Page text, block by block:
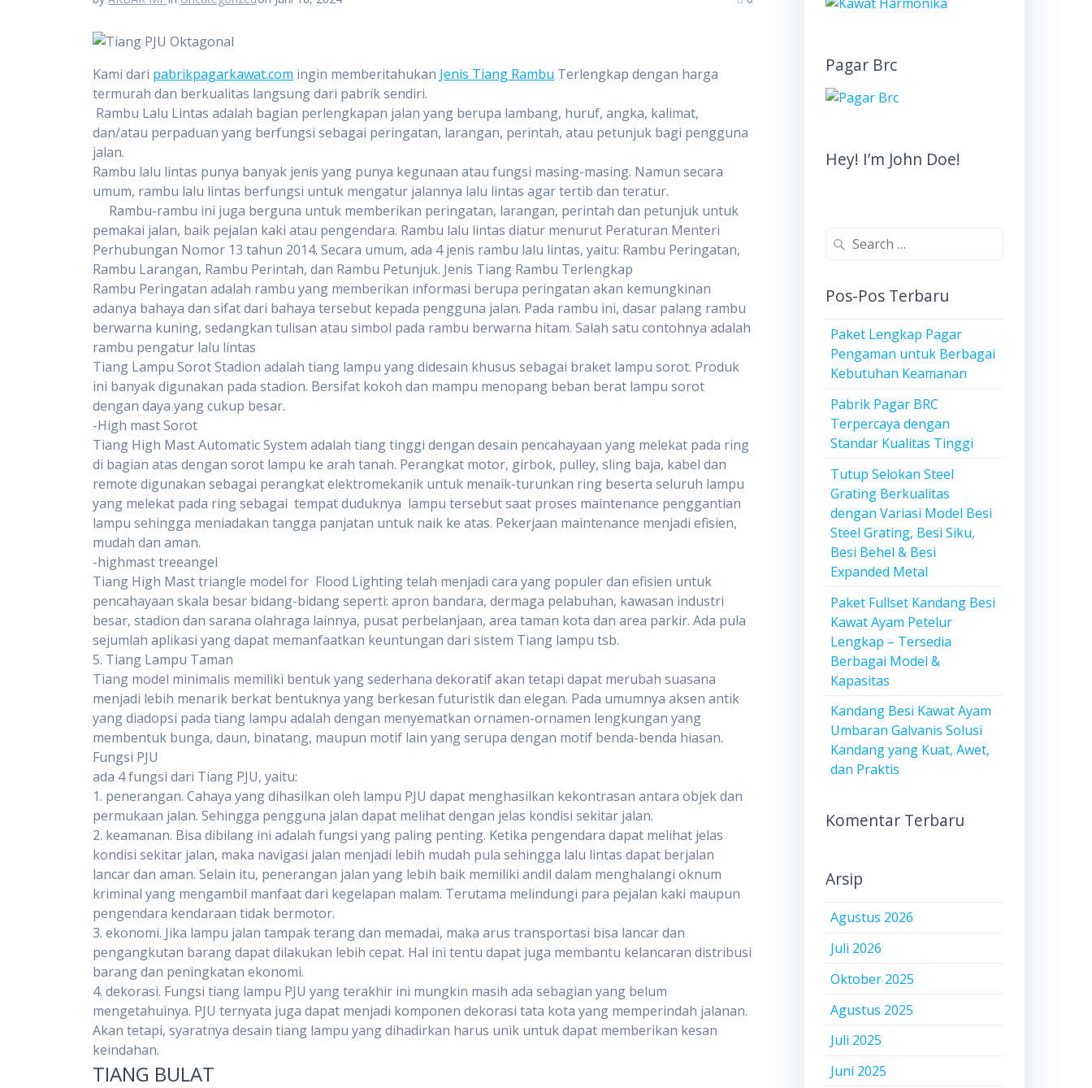
Kami dari pabrikpagarkawat.com ingin memberitahukan Jenis Tiang Rambu Terlengkap dengan harga
termurah dan berkualitas langsung dari pabrik sendiri.
Rambu Lalu Lintas adalah bagian perlengkapan jalan yang berupa lambang, huruf, angka, kalimat,
dan/atau perpaduan yang berfungsi sebagai peringatan, larangan, perintah, atau petunjuk bagi pengguna
jalan.
Rambu lalu lintas punya banyak jenis yang punya kegunaan atau fungsi masing-masing. Namun secara
umum, rambu lalu lintas berfungsi untuk mengatur jalannya lalu lintas agar tertib dan teratur.
Rambu-rambu ini juga berguna untuk memberikan peringatan, larangan, perintah dan petunjuk untuk
pemakai jalan, baik pejalan kaki atau pengendara. Rambu lalu lintas diatur menurut Peraturan Menteri
Perhubungan Nomor 13 tahun 2014. Secara umum, ada 4 jenis rambu lalu lintas, yaitu: Rambu Peringatan,
Rambu Larangan, Rambu Perintah, dan Rambu Petunjuk. Jenis Tiang Rambu Terlengkap
Rambu Peringatan adalah rambu yang memberikan informasi berupa peringatan akan kemungkinan
adanya bahaya dan sifat dari bahaya tersebut kepada pengguna jalan. Pada rambu ini, dasar palang rambu
berwarna kuning, sedangkan tulisan atau simbol pada rambu berwarna hitam. Salah satu contohnya adalah
rambu pengatur lalu lintas
Tiang Lampu Sorot Stadion adalah tiang lampu yang didesain khusus sebagai braket lampu sorot. Produk
ini banyak digunakan pada stadion. Bersifat kokoh dan mampu menopang beban berat lampu sorot
dengan daya yang cukup besar.
-High mast Sorot
Tiang High Mast Automatic System adalah tiang tinggi dengan desain pencahayaan yang melekat pada ring
di bagian atas dengan sorot lampu ke arah tanah. Perangkat motor, girbok, pulley, sling baja, kabel dan
remote digunakan sebagai perangkat elektromekanik untuk menaik-turunkan ring beserta seluruh lampu
yang melekat pada ring sebagai tempat duduknya lampu tersebut saat proses maintenance penggantian
lampu sehingga meniadakan tangga panjatan untuk naik ke atas. Pekerjaan maintenance menjadi efisien,
mudah dan aman.
-highmast treeangel
Tiang High Mast triangle model for Flood Lighting telah menjadi cara yang populer dan efisien untuk
pencahayaan skala besar bidang-bidang seperti: apron bandara, dermaga pelabuhan, kawasan industri
besar, stadion dan sarana olahraga lainnya, pusat perbelanjaan, area taman kota dan area parkir. Ada pula
sejumlah aplikasi yang dapat memanfaatkan keuntungan dari sistem Tiang lampu tsb.
5. Tiang Lampu Taman
Tiang model minimalis memiliki bentuk yang sederhana dekoratif akan tetapi dapat merubah suasana
menjadi lebih menarik berkat bentuknya yang berkesan futuristik dan elegan. Pada umumnya aksen antik
yang diadopsi pada tiang lampu adalah dengan menyematkan ornamen-ornamen lengkungan yang
membentuk bunga, daun, binatang, maupun motif lain yang serupa dengan motif benda-benda hiasan.
Fungsi PJU
ada 4 fungsi dari Tiang PJU, yaitu:
1. penerangan. Cahaya yang dihasilkan oleh lampu PJU dapat menghasilkan kekontrasan antara objek dan
permukaan jalan. Sehingga pengguna jalan dapat melihat dengan jelas kondisi sekitar jalan.
2. keamanan. Bisa dibilang ini adalah fungsi yang paling penting. Ketika pengendara dapat melihat jelas
kondisi sekitar jalan, maka navigasi jalan menjadi lebih mudah pula sehingga lalu lintas dapat berjalan
lancar dan aman. Selain itu, penerangan jalan yang lebih baik memiliki andil dalam menghalangi oknum
kriminal yang mengambil manfaat dari kegelapan malam. Terutama melindungi para pejalan kaki maupun
pengendara kendaraan tidak bermotor.
3. ekonomi. Jika lampu jalan tampak terang dan memadai, maka arus transportasi bisa lancar dan
pengangkutan barang dapat dilakukan lebih cepat. Hal ini tentu dapat juga membantu kelancaran distribusi
barang dan peningkatan ekonomi.
4. dekorasi. Fungsi tiang lampu PJU yang terakhir ini mungkin masih ada sebagian yang belum
mengetahuinya. PJU ternyata juga dapat menjadi komponen dekorasi tata kota yang memperindah jalanan.
Akan tetapi, syaratnya desain tiang lampu yang dihadirkan harus unik untuk dapat memberikan kesan
keindahan.
TIANG BULAT
Pagar Brc
Hey! I’m John Doe!
Search
Pos-Pos Terbaru
Paket Lengkap Pagar
Pengaman untuk Berbagai
Kebutuhan Keamanan
Pabrik Pagar BRC
Terpercaya dengan
Standar Kualitas Tinggi
Tutup Selokan Steel
Grating Berkualitas
dengan Variasi Model Besi
Steel Grating, Besi Siku,
Besi Behel & Besi
Expanded Metal
Paket Fullset Kandang Besi
Kawat Ayam Petelur
Lengkap – Tersedia
Berbagai Model &
Kapasitas
Kandang Besi Kawat Ayam
Umbaran Galvanis Solusi
Kandang yang Kuat, Awet,
dan Praktis
Komentar Terbaru
Arsip
Agustus 2026
Juli 2026
Oktober 2025
Agustus 2025
Juli 2025
Juni 2025